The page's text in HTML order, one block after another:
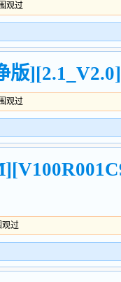
观过
版][2.1_V2.0]
观过
过